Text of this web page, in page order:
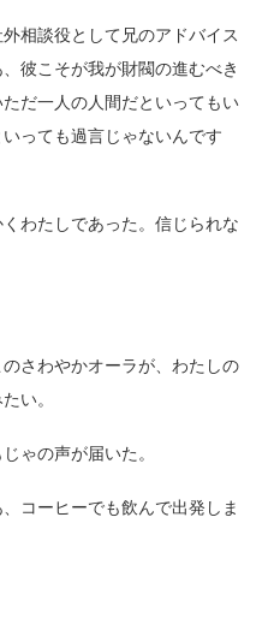
相談役として兄のアドバイス
彼こそが我が財閥の進むべき
だ一人の人間だといってもい
っても過言じゃないんです
わたしであった。信じられな
さわやかオーラが、わたしの
い。
ゃの声が届いた。
コーヒーでも飲んで出発しま